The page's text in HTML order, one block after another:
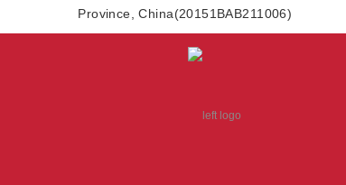
Province, China(20151BAB211006)